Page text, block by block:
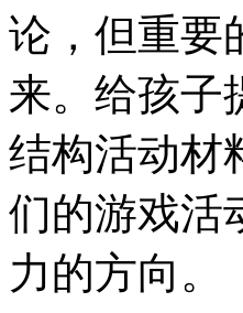
论，但重要
来。给孩子
结构活动材
们的游戏活
力的方向。